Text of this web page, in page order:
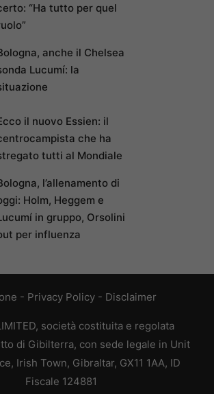
“Ha tutto per quel
anche il Chelsea
Lucumí: la
il nuovo Essien: il
che ha
tutti al Mondiale
l’allenamento di
Holm, Heggem e
in gruppo, Orsolini
per influenza
- Privacy Policy- Disclaimer
società costituita e regolata
di Gibilterra, con sede legale in Unit
Irish Town, Gibraltar, GX11 1AA, ID
Fiscale 124881